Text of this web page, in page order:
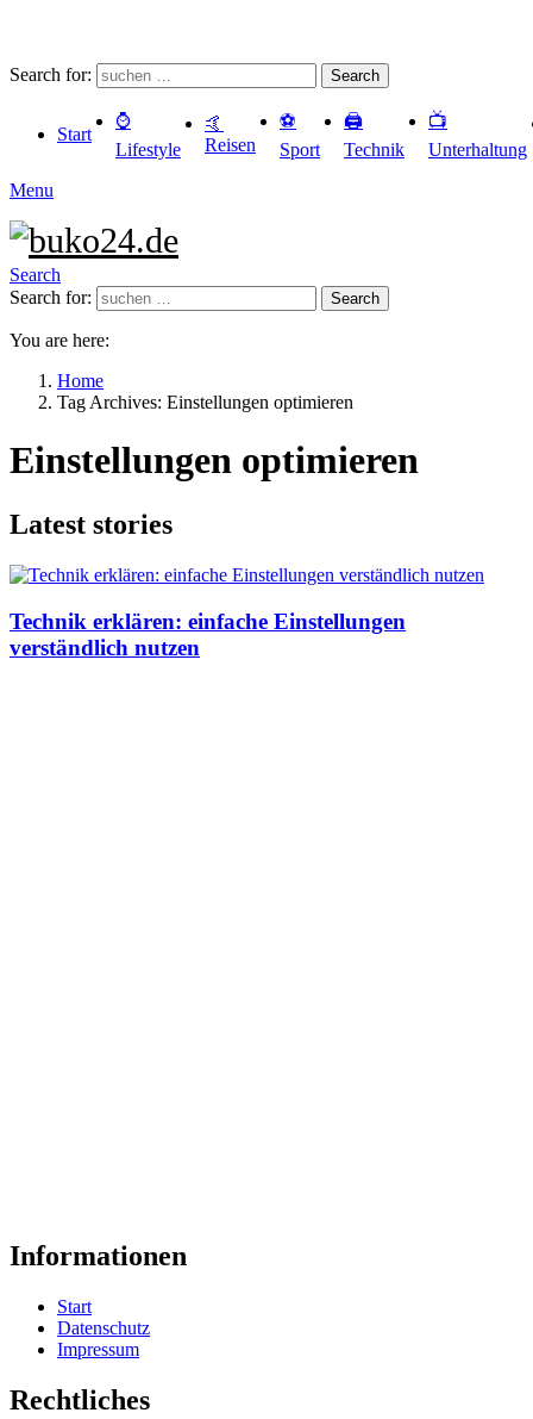
Search for: Search
Start
⌚️
Lifestyle
🤙
Reisen
⚽️
Sport
🖨️
Technik
📺
Unterhaltung
Menu
Search
Search for:
Search
You are here:
Home
Tag Archives: Einstellungen optimieren
Einstellungen optimieren
Latest stories
Technik erklären: einfache Einstellungen
verständlich nutzen
Informationen
Start
Datenschutz
Impressum
Rechtliches